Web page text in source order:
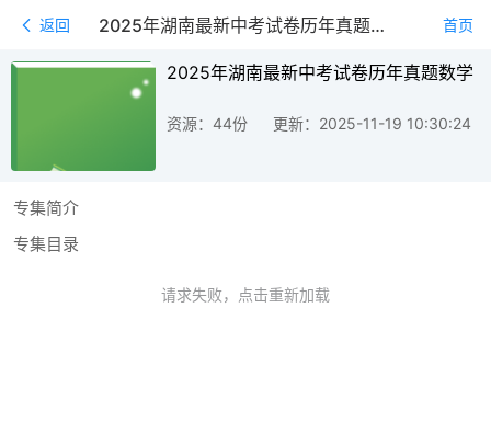
返回 2025年湖南最新中考试卷历年真题数学 首页
2025年湖南最新中考试卷历年真题数学
资源：44份 更新：2025-11-19 10:30:24
专集简介
专集目录
请求失败，点击重新加载